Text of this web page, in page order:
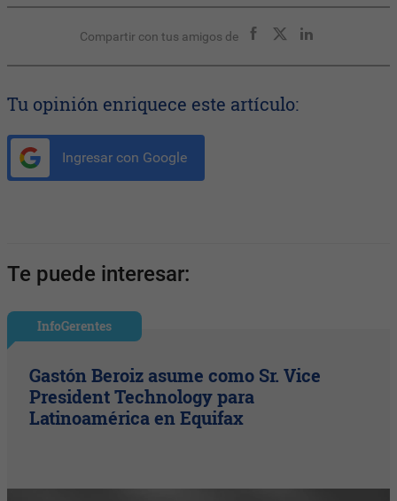
Compartir con tus amigos de
Tu opinión enriquece este artículo:
Ingresar con Google
Te puede interesar:
InfoGerentes
Gastón Beroiz asume como Sr. Vice
President Technology para
Latinoamérica en Equifax